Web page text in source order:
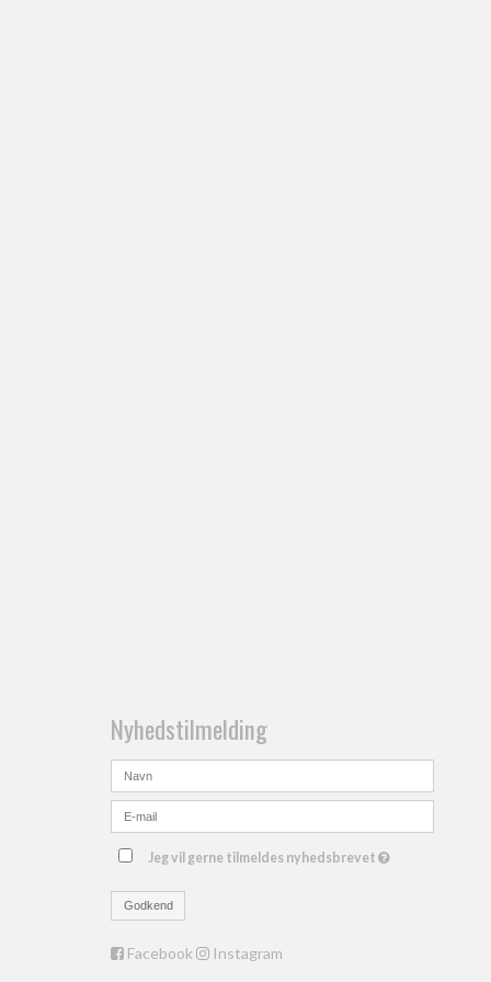
Nyhedstilmelding
Jeg vil gerne tilmeldes nyhedsbrevet
Godkend
Facebook Instagram